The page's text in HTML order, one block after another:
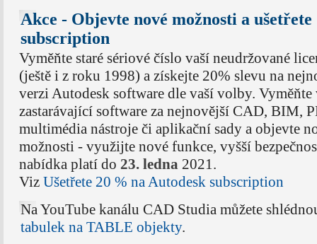
Akce - Objevte nové možnosti a ušetřete
subscription
Vyměňte staré sériové číslo vaší neudržované
(ještě i z roku 1998) a získejte 20% slevu na
verzi Autodesk software dle vaší volby. Vyměňte
zastarávající software za nejnovější CAD, BIM,
multimédia nástroje či aplikační sady a objevte
možnosti - využijte nové funkce, vyšší
nabídka platí do 23. ledna2021.
Viz Ušetřete 20 % na Autodesk subscription
Na YouTube kanálu CAD Studia můžete
tabulek na TABLE objekty.